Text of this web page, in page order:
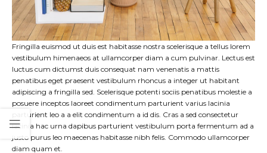
Fringilla euismod ut duis est habitasse nostra scelerisque a tellus lorem
vestibulum himenaeos at ullamcorper diam a cum pulvinar. Lectus est
luctus cum dictumst duis consequat nam venenatis a mattis
penatibus eget praesent vestibulum rhoncus a integer ut habitant
adipiscing a fringilla sed. Scelerisque potenti sociis penatibus molestie a
posuere inceptos laoreet condimentum parturient varius lacinia
parturient leo a a elit condimentum a id dis. Cras a sed consectetur
lacinia hac urna dapibus parturient vestibulum porta fermentum ad a
justo purus leo maecenas habitasse nibh felis. Commodo ullamcorper
diam quam et.